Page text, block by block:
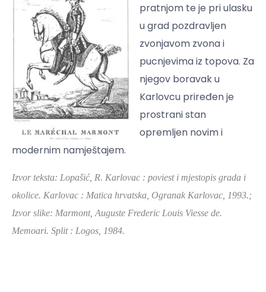
pratnjom te je pri ulasku
u grad pozdravljen
zvonjavom zvona i
pucnjevima iz topova. Za
njegov boravak u
Karlovcu priređen je
prostrani stan
opremljen novim i
modernim namještajem.
Izvor teksta: Lopašić, R. Karlovac : poviest i mjestopis grada i
okolice. Karlovac : Matica hrvatska, Ogranak Karlovac, 1993.;
Izvor slike: Marmont, Auguste Frederic Louis Viesse de.
Memoari. Split : Logos, 1984.